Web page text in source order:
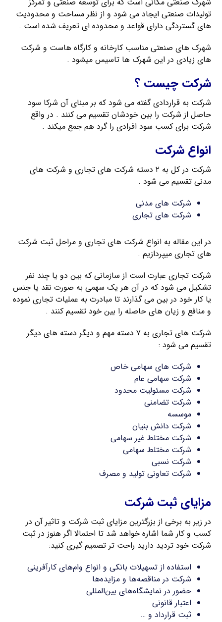
تولیدات صنعتی ایجاد می شود و از نظر مساحت و محدودیت
های گستردگی دارای قواعد و محدوده ای تعریف شده است .
شهرک های صنعتی مناسب کارخانه و کارگاه هاست و شرکت
های زیادی در این شهرک ها تاسیس میشود .
شرکت چیست ؟
شرکت به قراردادی گفته می شود که بر مبنای آن شرکا سود
حاصل از شرکت را بین خودشان تقسیم می کنند . در واقع
شرکت برای کسب سود افرادی را گرد هم جمع میکند .
انواع شرکت
شرکت در کل به ۲ دسته شرکت های تجاری و شرکت های
مدنی تقسیم می شود .
شرکت های مدنی
شرکت های تجاری
در این مقاله به انواع شرکت های تجاری و مراحل ثبت شرکت
های تجاری میپردازیم .
شرکت تجاری عبارت است از سازمانی که بین دو یا چند نفر
تشکیل می شود که در آن هر یک سهمی به صورت نقد یا جنس
یا کار خود در بین می گذارند تا مبادرت به عملیات تجاری نموده
و منافع و زیان های حاصله را بین خود تقسیم کنند .
شرکت های تجاری به ۷ دسته مهم و دیگر دسته های دیگر
تقسیم می شود :
شرکت های سهامی خاص
شرکت سهامی عام
شرکت مسئولیت محدود
شرکت تضامنی
موسسه
شرکت دانش بنیان
شرکت مختلط غیر سهامی
شرکت مختلط سهامی
شرکت نسبی
شرکت تعاونی تولید و مصرف
مزایای ثبت شرکت
در زیر به برخی از بزرگترین مزایای ثبت شرکت و تاثیر آن در
کسب و کار شما اشاره خواهد شد تا احتمالا اگر هنوز در ثبت
شرکت خود تردید دارید راحت تر تصمیم گیری کنید:
استفاده از تسهیلات بانکی و انواع وام‌های کارآفرینی
شرکت در مناقصه‌ها و مزایده‌ها
حضور در نمایشگاه‌های بین‌المللی
اعتبار قانونی
ثبت قرارداد و …